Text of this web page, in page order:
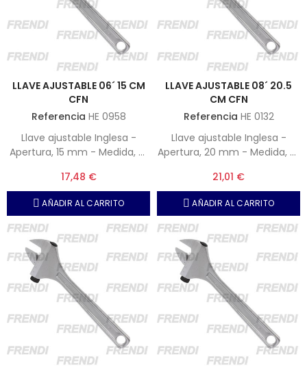
LLAVE AJUSTABLE 06´ 15 CM
CFN
Referencia HE 0958
Llave ajustable Inglesa -
Apertura, 15 mm - Medida, 6"
17,48 €
AÑADIR AL CARRITO
LLAVE AJUSTABLE 08´ 20.5
CM CFN
Referencia HE 0132
Llave ajustable Inglesa -
Apertura, 20 mm - Medida, 8"
21,01 €
AÑADIR AL CARRITO